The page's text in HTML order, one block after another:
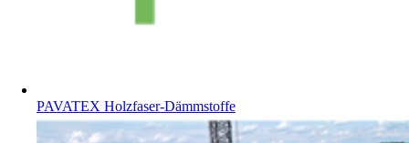
PAVATEX Holzfaser-Dämmstoffe